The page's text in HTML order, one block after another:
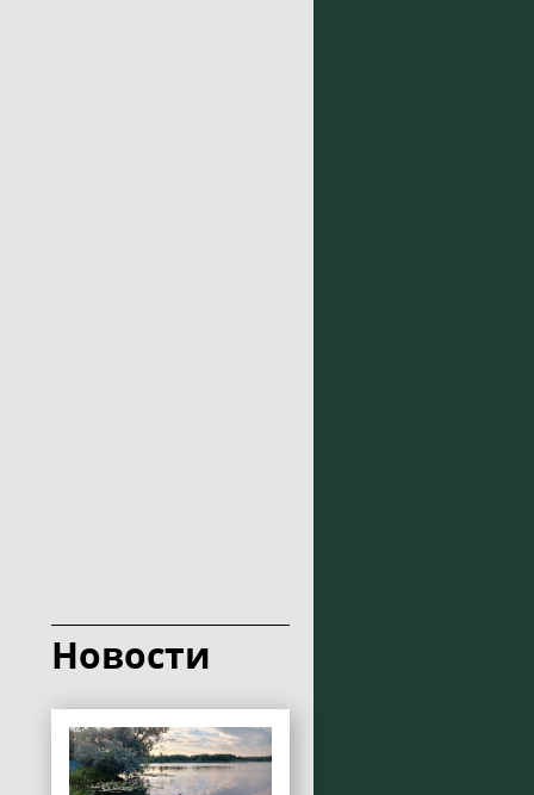
Новости